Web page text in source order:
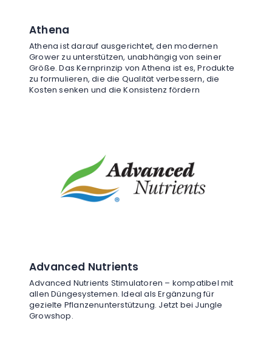
Athena
Athena ist darauf ausgerichtet, den modernen
Grower zu unterstützen, unabhängig von seiner
Größe. Das Kernprinzip von Athena ist es, Produkte
zu formulieren, die die Qualität verbessern, die
Kosten senken und die Konsistenz fördern
Advanced Nutrients
Advanced Nutrients Stimulatoren – kompatibel mit
allen Düngesystemen. Ideal als Ergänzung für
gezielte Pflanzenunterstützung. Jetzt bei Jungle
Growshop.